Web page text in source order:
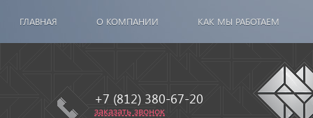
ГЛАВНАЯ О КОМПАНИИ КАК МЫ РАБОТАЕМ
+7 (812) 380-67-20
заказать звонок